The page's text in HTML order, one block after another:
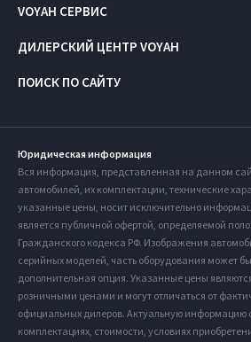
ПОИСК ПО САЙТУ
VOYAH СЕРВИС
ДИЛЕРСКИЙ ЦЕНТР VOYAH
Юридическая информация
Вся информация, представленная на данном
автомобилей, их комплектации, технические
указанные цены, носит исключительно
является публичной офертой, определяемой
Гражданского кодекса РФ. Изображения
серийных моделей, часть оборудования может
дополнительная опция. Указанные цены
розничными ценами и могут отличаться от
официальных дилеров. Актуальную информацию
комплектациях, стоимости, условиях